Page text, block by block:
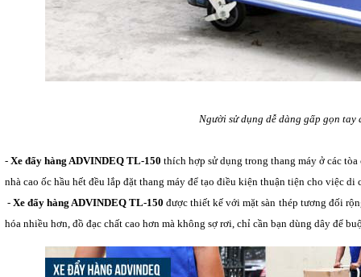
Người sử dụng dễ dàng gấp gọn tay
- Xe đẩy hàng ADVINDEQ TL-150 thích hợp sử dụng trong thang máy ở các
nhà cao ốc hầu hết đều lắp đặt thang máy để tạo điều kiện thuận tiện cho việc di
-Xe đẩy hàng ADVINDEQ TL-150 được thiết kế với mặt sàn thép tương đối
hóa nhiều hơn, đồ đạc chất cao hơn mà không sợ rơi, chỉ cần bạn dùng dây để